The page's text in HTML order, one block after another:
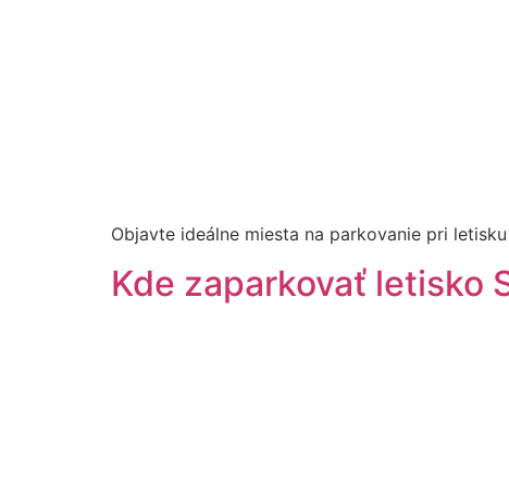
Objavte ideálne miesta na parkovanie pri
Kde zaparkovať letisko